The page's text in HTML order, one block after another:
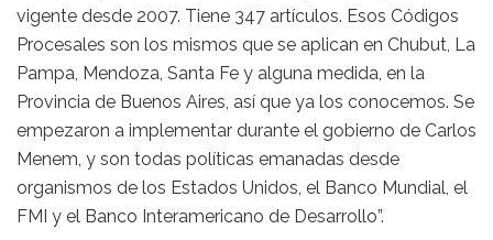
vigente desde 2007. Tiene 347 artículos. Esos Códigos
Procesales son los mismos que se aplican en Chubut, La
Pampa, Mendoza, Santa Fe y alguna medida, en la
Provincia de Buenos Aires, así que ya los conocemos. Se
empezaron a implementar durante el gobierno de Carlos
Menem, y son todas políticas emanadas desde
organismos de los Estados Unidos, el Banco Mundial, el
FMI y el Banco Interamericano de Desarrollo”.